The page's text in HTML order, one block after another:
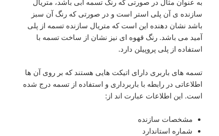
به عنوان مثال در صورتی که رنگ تسمه آبی باشد، متریال
سازنده ی آن پلی استر است و در صورتی که رنگ آن سبز
باشد نشان دهنده این است که متریال سازنده تسمه از پلی
آمید می باشد. رنگ قهوه ای نیز نشان از ساخت تسمه با
استفاده از پلی پروپیلن دارد.
تسمه های باربری دارای اتیکت هایی هستند که بر روی آن ها
اطلاعاتی در رابطه با باربرداری و استفاده از تسمه درج شده
است. این اطلاعات عبارت اند از:
مشخصات سازنده
شماره استاندارد